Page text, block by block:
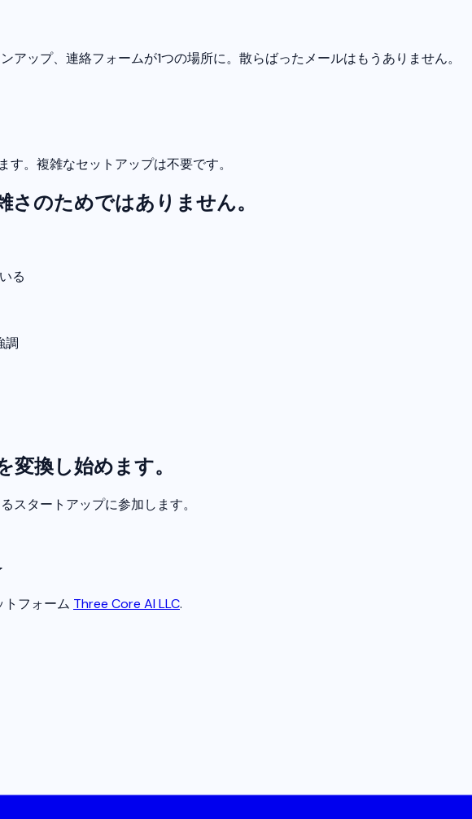
アップ、連絡フォームが1つの場所に。散らばったメールはもうありません。
。複雑なセットアップは不要です。
のためではありません。
る
調
換し始めます。
スタートアップに参加します。
トフォーム Three Core AI LLC.